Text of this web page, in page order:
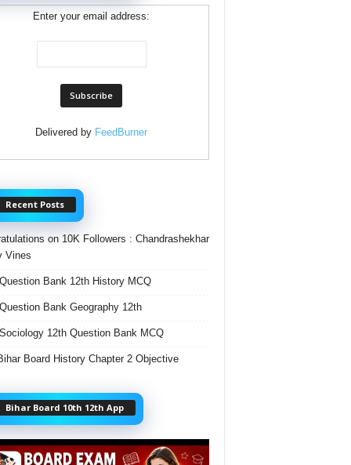
Enter your email address:
Delivered by FeedBurner
Recent Posts
on 10K Followers : Chandrashekhar
Vines
Bank 12th History MCQ
Bank Geography 12th
12th Question Bank MCQ
Board History Chapter 2 Objective
Bihar Board 10th 12th App